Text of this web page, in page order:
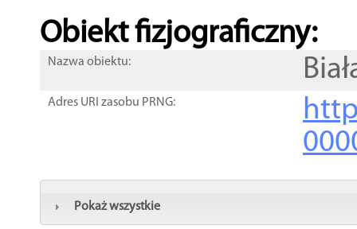
Obiekt fizjograficzny:
Nazwa obiektu:
Adres URI zasobu PRNG:
Pokaż wszystkie